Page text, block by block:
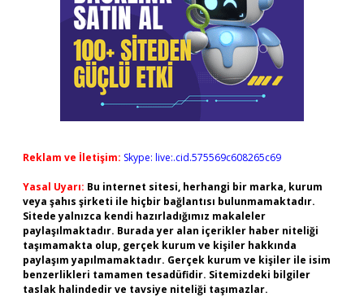
Reklam ve İletişim: Skype: live:.cid.575569c608265c69
Yasal Uyarı: Bu internet sitesi, herhangi bir marka, kurum
veya şahıs şirketi ile hiçbir bağlantısı bulunmamaktadır.
Sitede yalnızca kendi hazırladığımız makaleler
paylaşılmaktadır. Burada yer alan içerikler haber niteliği
taşımamakta olup, gerçek kurum ve kişiler hakkında
paylaşım yapılmamaktadır. Gerçek kurum ve kişiler ile isim
benzerlikleri tamamen tesadüfidir. Sitemizdeki bilgiler
taslak halindedir ve tavsiye niteliği taşımazlar.